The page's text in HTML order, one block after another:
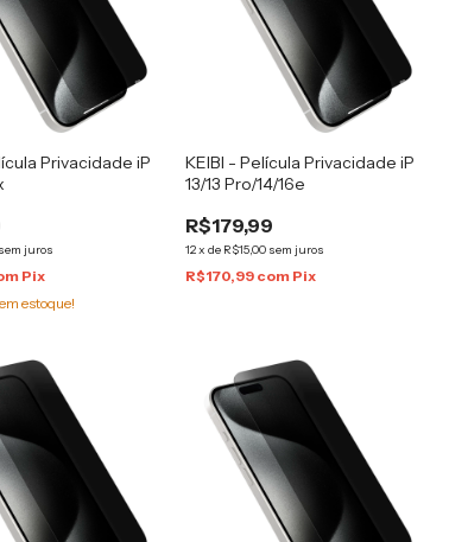
Privacidade iP
sem juros
Pix
em estoque!
KEIBI - Película Privacidade iP
13/13 Pro/14/16e
R$179,99
12xde R$15,00 sem juros
R$170,99 com Pix